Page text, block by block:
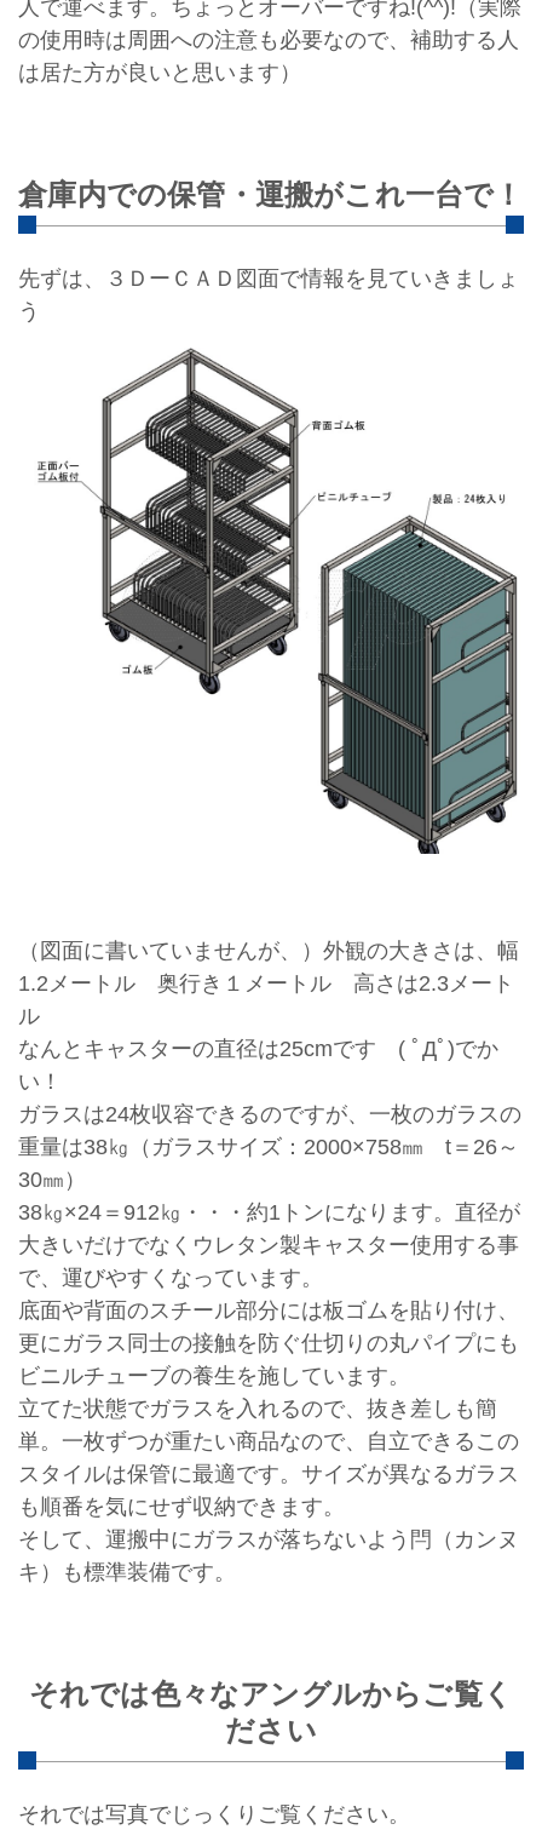
人で運べます。ちょっとオーバーですね!(^^)!（実際
の使用時は周囲への注意も必要なので、補助する人
は居た方が良いと思います）
倉庫内での保管・運搬がこれ一台で！
先ずは、３ＤーＣＡＤ図面で情報を見ていきましょ
う
（図面に書いていませんが、）外観の大きさは、幅
1.2メートル 奥行き１メートル 高さは2.3メート
ル
なんとキャスターの直径は25cmです ( ﾟДﾟ)でか
い！
ガラスは24枚収容できるのですが、一枚のガラスの
重量は38㎏（ガラスサイズ：2000×758㎜ t＝26～
30㎜）
38㎏×24＝912㎏・・・約1トンになります。直径が
大きいだけでなくウレタン製キャスター使用する事
で、運びやすくなっています。
底面や背面のスチール部分には板ゴムを貼り付け、
更にガラス同士の接触を防ぐ仕切りの丸パイプにも
ビニルチューブの養生を施しています。
立てた状態でガラスを入れるので、抜き差しも簡
単。一枚ずつが重たい商品なので、自立できるこの
スタイルは保管に最適です。サイズが異なるガラス
も順番を気にせず収納できます。
そして、運搬中にガラスが落ちないよう閂（カンヌ
キ）も標準装備です。
それでは色々なアングルからご覧く
ださい
それでは写真でじっくりご覧ください。